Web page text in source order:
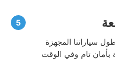
سياراتنا المجهزة
بأمان تام وفي الوقت